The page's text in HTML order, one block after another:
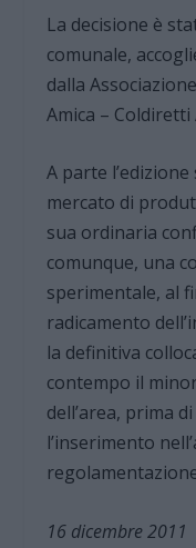
La decisione è
comunale,
dalla
Amica – Coldiretti
A parte
mercato di
sua ordinaria
comunque, una
sperimentale, al
radicamento
la definitiva
contempo il
dell’area, prima
l’inserimento
16 dicembre 2011